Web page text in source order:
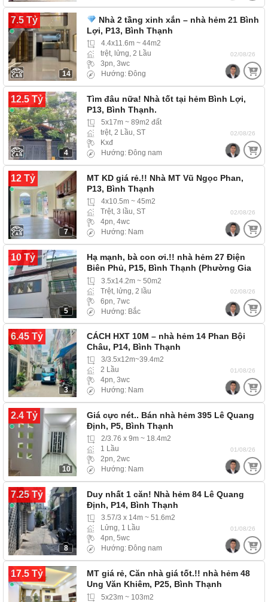
7.5 Tỷ
14
Nhà 2 tầng xinh xắn – nhà hẻm 21 Bình
Lợi, P13, Bình Thạnh
4.4x11.6m ~ 44m2
trệt, lửng, 2 Lầu
3pn, 3wc
Hướng: Đông
02/08/26
12.5 Tỷ
4
Tìm đâu nữa! Nhà tốt tại hẻm Bình Lợi,
P13, Bình Thạnh.
5x17m ~ 89m2 đất
trệt, 2 Lầu, ST
Kxđ
Hướng: Đông nam
02/08/26
12 Tỷ
7
MT KD giá rẻ.!! Nhà MT Vũ Ngọc Phan,
P13, Bình Thạnh
4x10.5m ~ 45m2
Trệt, 3 lầu, ST
4pn, 4wc
Hướng: Nam
02/08/26
10 Tỷ
5
Hạ mạnh, bà con ơi.!! nhà hẻm 27 Điện
Biên Phủ, P15, Bình Thạnh (Phường Gia
Định)…3.5x14.2m ~ 50m2
Trệt, lửng, 2 lầu
6pn, 7wc
Hướng: Bắc
02/08/26
6.45 Tỷ
3
CÁCH HXT 10M – nhà hẻm 14 Phan Bội
Châu, P14, Bình Thạnh
3/3.5x12m~39.4m2
2 Lầu
4pn, 3wc
Hướng: Nam
01/08/26
2.4 Tỷ
10
Giá cực nét.. Bán nhà hẻm 395 Lê Quang
Định, P5, Bình Thạnh
2/3.76 x 9m ~ 18.4m2
1 Lầu
2pn, 2wc
Hướng: Nam
01/08/26
7.25 Tỷ
8
Duy nhất 1 căn! Nhà hẻm 84 Lê Quang
Định, P14, Bình Thạnh
3.57/3 x 14m ~ 51.6m2
Lửng, 1 Lầu
4pn, 5wc
Hướng: Đông nam
01/08/26
17.5 Tỷ
MT giá rẻ, Căn nhà giá tốt.!! nhà hẻm 48
Ung Văn Khiêm, P25, Bình Thạnh
(Phường…
5x23m ~ 103m2